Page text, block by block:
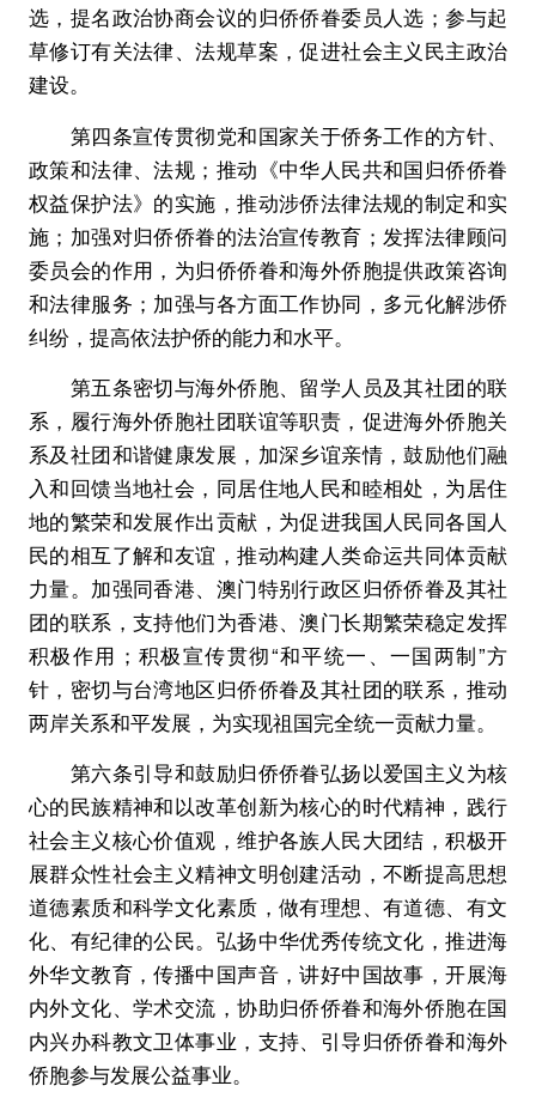
选，提名政治协商会议的归侨侨眷委员人选；参与起
草修订有关法律、法规草案，促进社会主义民主政治
建设。
第四条宣传贯彻党和国家关于侨务工作的方针、
政策和法律、法规；推动《中华人民共和国归侨侨眷
权益保护法》的实施，推动涉侨法律法规的制定和实
施；加强对归侨侨眷的法治宣传教育；发挥法律顾问
委员会的作用，为归侨侨眷和海外侨胞提供政策咨询
和法律服务；加强与各方面工作协同，多元化解涉侨
纠纷，提高依法护侨的能力和水平。
第五条密切与海外侨胞、留学人员及其社团的联
系，履行海外侨胞社团联谊等职责，促进海外侨胞关
系及社团和谐健康发展，加深乡谊亲情，鼓励他们融
入和回馈当地社会，同居住地人民和睦相处，为居住
地的繁荣和发展作出贡献，为促进我国人民同各国人
民的相互了解和友谊，推动构建人类命运共同体贡献
力量。加强同香港、澳门特别行政区归侨侨眷及其社
团的联系，支持他们为香港、澳门长期繁荣稳定发挥
积极作用；积极宣传贯彻“和平统一、一国两制”方
针，密切与台湾地区归侨侨眷及其社团的联系，推动
两岸关系和平发展，为实现祖国完全统一贡献力量。
第六条引导和鼓励归侨侨眷弘扬以爱国主义为核
心的民族精神和以改革创新为核心的时代精神，践行
社会主义核心价值观，维护各族人民大团结，积极开
展群众性社会主义精神文明创建活动，不断提高思想
道德素质和科学文化素质，做有理想、有道德、有文
化、有纪律的公民。弘扬中华优秀传统文化，推进海
外华文教育，传播中国声音，讲好中国故事，开展海
内外文化、学术交流，协助归侨侨眷和海外侨胞在国
内兴办科教文卫体事业，支持、引导归侨侨眷和海外
侨胞参与发展公益事业。